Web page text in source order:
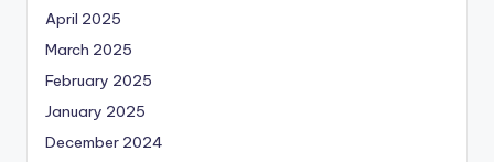
April 2025
March 2025
February 2025
January 2025
December 2024